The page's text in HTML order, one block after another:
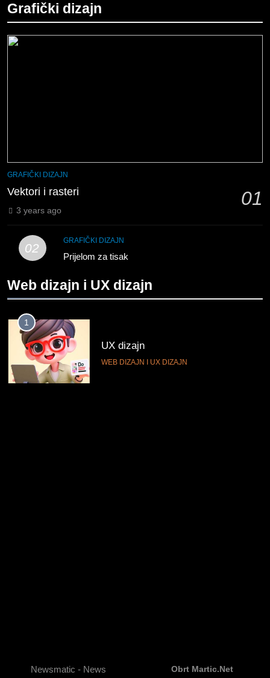
Grafički dizajn
GRAFIČKI DIZAJN
Vektori i rasteri 01
3 years ago
02
GRAFIČKI DIZAJN
Prijelom za tisak
Web dizajn i UX dizajn
1
UX dizajn
WEB DIZAJN I UX DIZAJN
Newsmatic - News
Obrt Martic.net